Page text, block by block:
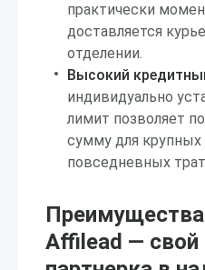
практически
доставляется
отделении.
Высокий
индивидуально
лимит позволяет
сумму для крупных
повседневных
Affilead — свой